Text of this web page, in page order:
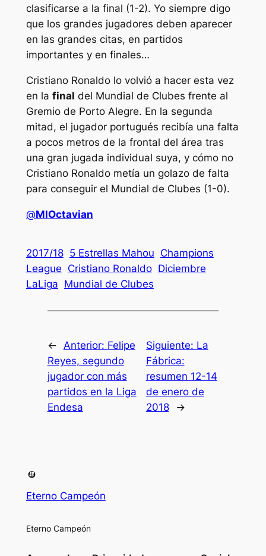
clasificarse a la final (1-2). Yo siempre digo
que los grandes jugadores deben aparecer
en las grandes citas, en partidos
importantes y en finales…
Cristiano Ronaldo lo volvió a hacer esta vez
en la final del Mundial de Clubes frente al
Gremio de Porto Alegre. En la segunda
mitad, el jugador portugués recibía una falta
a pocos metros de la frontal del área tras
una gran jugada individual suya, y cómo no
Cristiano Ronaldo metía un golazo de falta
para conseguir el Mundial de Clubes (1-0).
@MlOctavian
2017/18 5 Estrellas Mahou Champions
League Cristiano Ronaldo Diciembre
LaLiga Mundial de Clubes
← Anterior: Felipe
Reyes, segundo
jugador con más
partidos en la Liga
Endesa
Siguiente: La
Fábrica:
resumen 12-14
de enero de
2018
→
Eterno Campeón
Eterno Campeón